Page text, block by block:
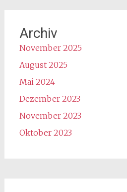
Archiv
November 2025
August 2025
Mai 2024
Dezember 2023
November 2023
Oktober 2023